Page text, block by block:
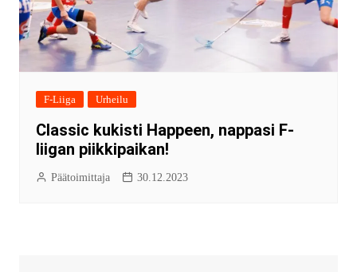
F-Liiga Urheilu
Classic kukisti Happeen, nappasi F-
liigan piikkipaikan!
Päätoimittaja 30.12.2023